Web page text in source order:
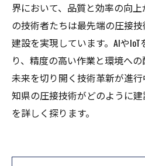
界において、品質と効率の向
の技術者たちは最先端の圧接
建設を実現しています。AIや
り、精度の高い作業と環境へ
未来を切り開く技術革新が進
知県の圧接技術がどのように
を詳しく探ります。